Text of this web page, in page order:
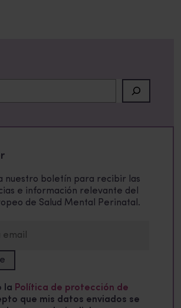
nuestro boletín para recibir las
e información relevante del
de Salud Mental Perinatal.
la Política de protección de
que mis datos enviados se